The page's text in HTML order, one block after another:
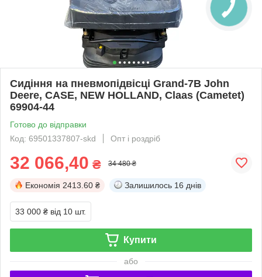
Сидіння на пневмопідвісці Grand-7В John
Deere, CASE, NEW HOLLAND, Claas (Cametet)
69904-44
Готово до відправки
Код: 69501337807-skd
Опт і роздріб
32 066,40 ₴ 34 480 ₴
Економія 2413.60 ₴ Залишилось 16 днів
33 000 ₴ від 10 шт.
Купити
або